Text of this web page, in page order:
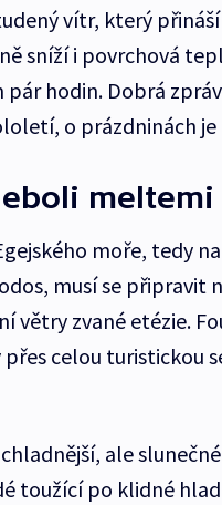
vítr, který
sníží i povrchová
pár hodin. Dobrá
o prázdninách
meltemi
moře, tedy
musí se připravit
větry zvané etézie.
celou turistickou
ale
toužící po klidné